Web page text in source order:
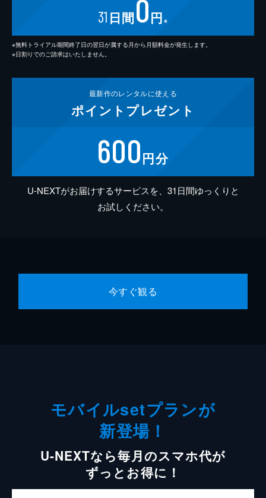
31 日間0円 ※
※無料トライアル期間終了日の翌日が属する月から月額料金が発生します。
※日割りでのご請求はいたしません。
最新作のレンタルに使える
ポイント プレゼント
600円分
U-NEXTがお届けするサービスを、31日間ゆっくりと
お試しください。
今すぐ観る
モバイルsetプランが
新登場！
U-NEXTなら毎月のスマホ代が
ずっとお得に！